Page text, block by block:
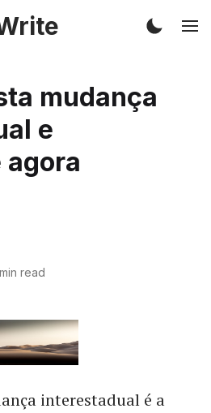
mudança
e
agora
read
interestadual é a